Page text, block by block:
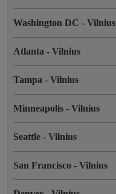
Washington DC - Vilnius
Atlanta - Vilnius
Tampa - Vilnius
Minneapolis - Vilnius
Seattle - Vilnius
San Francisco - Vilnius